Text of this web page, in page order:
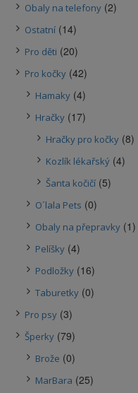
Obaly na telefony (2)
Ostatní (14)
Pro děti (20)
Pro kočky (42)
Hamaky (4)
Hračky (17)
Hračky pro kočky (8)
Kozlík lékařský (4)
Šanta kočičí (5)
O´lala Pets (0)
Obaly na přepravky (1)
Pelíšky (4)
Podložky (16)
Taburetky (0)
Pro psy (3)
Šperky (79)
Brože (0)
MarBara (25)